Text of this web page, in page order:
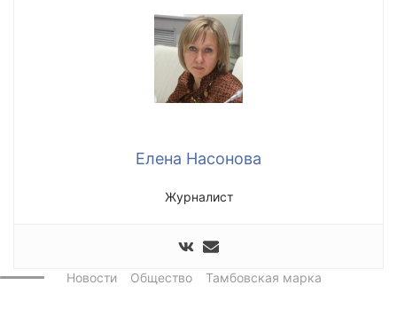
Елена Насонова
Журналист
Новости Общество Тамбовская марка